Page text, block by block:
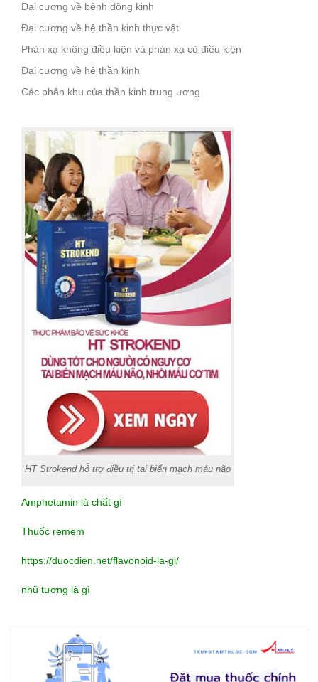
Đại cương về bệnh động kinh
Đại cương về hệ thần kinh thực vật
Phản xạ không điều kiện và phản xạ có điều kiện
Đại cương về hệ thần kinh
Các phân khu của thần kinh trung ương
HT Strokend hỗ trợ điều trị tai biến mạch máu não
Amphetamin là chất gì
Thuốc remem
https://duocdien.net/flavonoid-la-gi/
nhũ tương là gì